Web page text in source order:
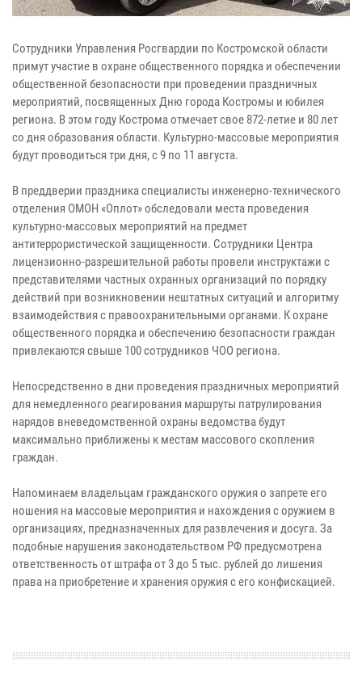
Сотрудники Управления Росгвардии по Костромской области
примут участие в охране общественного порядка и обеспечении
общественной безопасности при проведении праздничных
мероприятий, посвященных Дню города Костромы и юбилея
региона. В этом году Кострома отмечает свое 872-летие и 80 лет
со дня образования области. Культурно-массовые мероприятия
будут проводиться три дня, с 9 по 11 августа.
В преддверии праздника специалисты инженерно-технического
отделения ОМОН «Оплот» обследовали места проведения
культурно-массовых мероприятий на предмет
антитеррористической защищенности. Сотрудники Центра
лицензионно-разрешительной работы провели инструктажи с
представителями частных охранных организаций по порядку
действий при возникновении нештатных ситуаций и алгоритму
взаимодействия с правоохранительными органами. К охране
общественного порядка и обеспечению безопасности граждан
привлекаются свыше 100 сотрудников ЧОО региона.
Непосредственно в дни проведения праздничных мероприятий
для немедленного реагирования маршруты патрулирования
нарядов вневедомственной охраны ведомства будут
максимально приближены к местам массового скопления
граждан.
Напоминаем владельцам гражданского оружия о запрете его
ношения на массовые мероприятия и нахождения с оружием в
организациях, предназначенных для развлечения и досуга. За
подобные нарушения законодательством РФ предусмотрена
ответственность от штрафа от 3 до 5 тыс. рублей до лишения
права на приобретение и хранения оружия с его конфискацией.